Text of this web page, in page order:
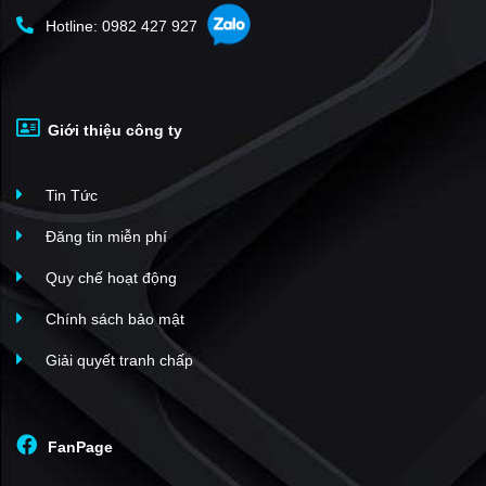
Trường mẫu giáo tại VCN - Phước Long
Trung tâm mua sắm
Hotline: 0982 427 927
Giới thiệu công ty
Tin Tức
Đăng tin miễn phí
Quy chế hoạt động
Chính sách bảo mật
Giải quyết tranh chấp
FanPage